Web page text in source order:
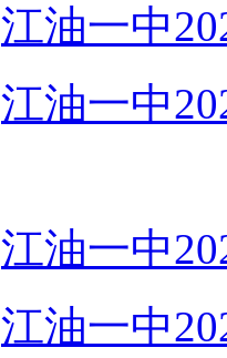
江油一中
江油一中
江油一中
江油一中